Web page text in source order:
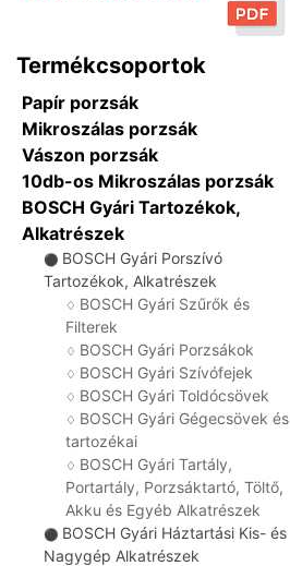
Termékcsoportok
Papír porzsák
Mikroszálas porzsák
Vászon porzsák
10db-os Mikroszálas porzsák
BOSCH Gyári Tartozékok,
Alkatrészek
⚫ BOSCH Gyári Porszívó
Tartozékok, Alkatrészek
♢ BOSCH Gyári Szűrők és
Filterek
♢ BOSCH Gyári Porzsákok
♢ BOSCH Gyári Szívófejek
♢ BOSCH Gyári Toldócsövek
♢ BOSCH Gyári Gégecsövek és
tartozékai
♢ BOSCH Gyári Tartály,
Portartály, Porzsáktartó, Töltő,
Akku és Egyéb Alkatrészek
⚫ BOSCH Gyári Háztartási Kis- és
Nagygép Alkatrészek